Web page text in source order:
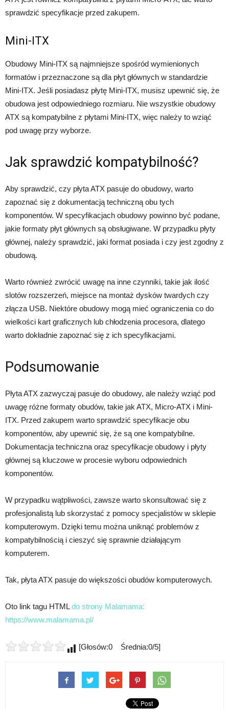
sprawdzić specyfikacje przed zakupem.
Mini-ITX
Obudowy Mini-ITX są najmniejsze spośród wymienionych
formatów i przeznaczone są dla płyt głównych w standardzie
Mini-ITX. Jeśli posiadasz płytę Mini-ITX, musisz upewnić się, że
obudowa jest odpowiedniego rozmiaru. Nie wszystkie obudowy
ATX są kompatybilne z płytami Mini-ITX, więc należy to wziąć
pod uwagę przy wyborze.
Jak sprawdzić kompatybilność?
Aby sprawdzić, czy płyta ATX pasuje do obudowy, warto
zapoznać się z dokumentacją techniczną obu tych
komponentów. W specyfikacjach obudowy powinno być podane,
jakie formaty płyt głównych są obsługiwane. W przypadku płyty
głównej, należy sprawdzić, jaki format posiada i czy jest zgodny z
obudową.
Warto również zwrócić uwagę na inne czynniki, takie jak ilość
slotów rozszerzeń, miejsce na montaż dysków twardych czy
złącza USB. Niektóre obudowy mogą mieć ograniczenia co do
wielkości kart graficznych lub chłodzenia procesora, dlatego
warto dokładnie zapoznać się z ich specyfikacjami.
Podsumowanie
Płyta ATX zazwyczaj pasuje do obudowy, ale należy wziąć pod
uwagę różne formaty obudów, takie jak ATX, Micro-ATX i Mini-
ITX. Przed zakupem warto sprawdzić specyfikacje obu
komponentów, aby upewnić się, że są one kompatybilne.
Dokumentacja techniczna oraz specyfikacje obudowy i płyty
głównej są kluczowe w procesie wyboru odpowiednich
komponentów.
W przypadku wątpliwości, zawsze warto skonsultować się z
profesjonalistą lub skorzystać z pomocy specjalistów w sklepie
komputerowym. Dzięki temu można uniknąć problemów z
kompatybilnością i cieszyć się sprawnie działającym
komputerem.
Tak, płyta ATX pasuje do większości obudów komputerowych.
Oto link tagu HTMLdo strony Malamama:
https://www.malamama.pl/
[Głosów:0 Średnia:0/5]